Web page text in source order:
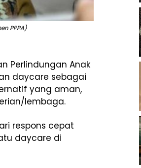
PPPA)
Perlindungan Anak
daycare sebagai
yang aman,
lembaga.
respons cepat
daycare di